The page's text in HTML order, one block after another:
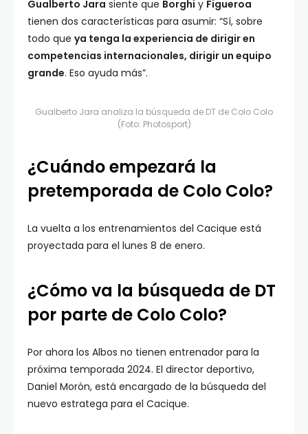
Gualberto Jara siente que Borghi y Figueroa
tienen dos características para asumir: “Sí, sobre
todo que ya tenga la experiencia de dirigir en
competencias internacionales, dirigir un equipo
grande. Eso ayuda más”.
Gualberto Jara analiza la búsqueda de DT de Colo Colo
(Foto: Photosport)
¿Cuándo empezará la
pretemporada de Colo Colo?
La vuelta a los entrenamientos del Cacique está
proyectada para el lunes 8 de enero.
¿Cómo va la búsqueda de DT
por parte de Colo Colo?
Por ahora los Albos no tienen entrenador para la
próxima temporada 2024. El director deportivo,
Daniel Morón, está encargado de la búsqueda del
nuevo estratega para el Cacique.